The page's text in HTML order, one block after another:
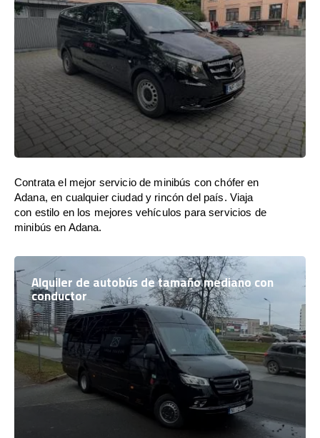
Contrata el mejor servicio de minibús con chófer en
Adana, en cualquier ciudad y rincón del país. Viaja
con estilo en los mejores vehículos para servicios de
minibús en Adana.
Alquiler de autobús de tamaño mediano con
conductor